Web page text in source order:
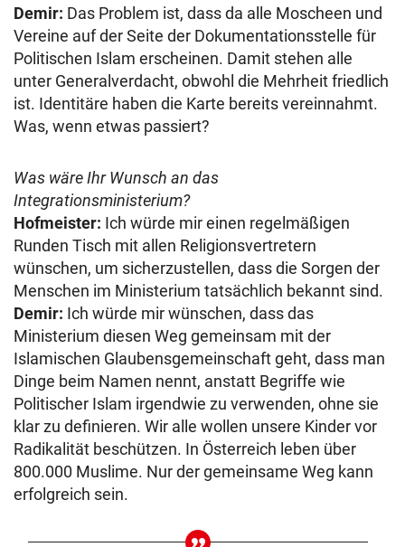
Demir: Das Problem ist, dass da alle Moscheen und
Vereine auf der Seite der Dokumentationsstelle für
Politischen Islam erscheinen. Damit stehen alle
unter Generalverdacht, obwohl die Mehrheit friedlich
ist. Identitäre haben die Karte bereits vereinnahmt.
Was, wenn etwas passiert?
Was wäre Ihr Wunsch an das
Integrationsministerium?
Hofmeister: Ich würde mir einen regelmäßigen
Runden Tisch mit allen Religionsvertretern
wünschen, um sicherzustellen, dass die Sorgen der
Menschen im Ministerium tatsächlich bekannt sind.
Demir: Ich würde mir wünschen, dass das
Ministerium diesen Weg gemeinsam mit der
Islamischen Glaubensgemeinschaft geht, dass man
Dinge beim Namen nennt, anstatt Begriffe wie
Politischer Islam irgendwie zu verwenden, ohne sie
klar zu definieren. Wir alle wollen unsere Kinder vor
Radikalität beschützen. In Österreich leben über
800.000 Muslime. Nur der gemeinsame Weg kann
erfolgreich sein.